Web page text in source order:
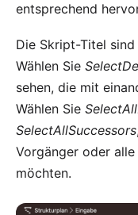
entsprechend
Die Skript-Titel
Wählen Sie
sehen, die mit
Wählen Sie
SelectAllSuccessors
Vorgänger oder
möchten.